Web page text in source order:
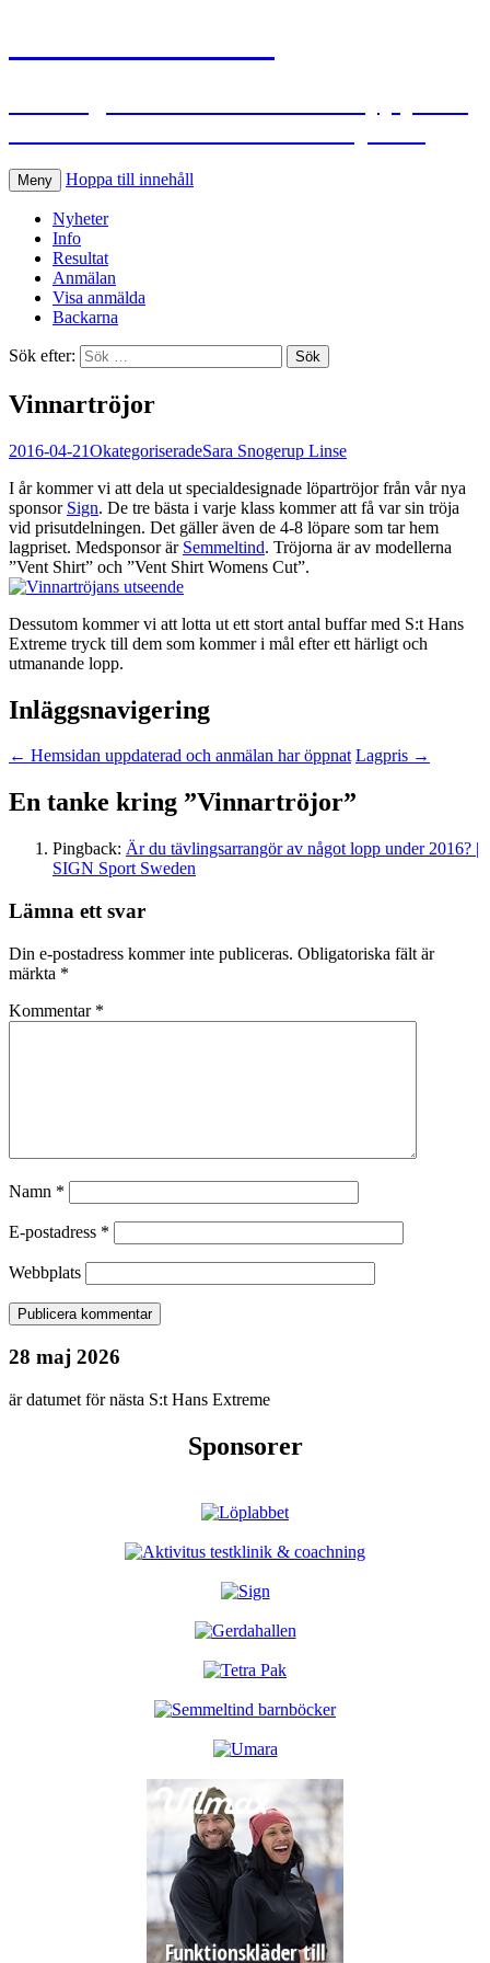
Meny Hoppa till innehåll
Nyheter
Info
Resultat
Anmälan
Visa anmälda
Backarna
Sök efter:
Vinnartröjor
2016-04-21OkategoriseradeSara Snogerup Linse
I år kommer vi att dela ut specialdesignade löpartröjor från vår nya
sponsor Sign. De tre bästa i varje klass kommer att få var sin tröja
vid prisutdelningen. Det gäller även de 4-8 löpare som tar hem
lagpriset. Medsponsor är Semmeltind. Tröjorna är av modellerna
”Vent Shirt” och ”Vent Shirt Womens Cut”.
Dessutom kommer vi att lotta ut ett stort antal buffar med S:t Hans
Extreme tryck till dem som kommer i mål efter ett härligt och
utmanande lopp.
Inläggsnavigering
← Hemsidan uppdaterad och anmälan har öppnat Lagpris →
En tanke kring ”Vinnartröjor”
Pingback: Är du tävlingsarrangör av något lopp under 2016? |
SIGN Sport Sweden
Lämna ett svar
Din e-postadress kommer inte publiceras. Obligatoriska fält är
märkta *
Kommentar *
Namn *
E-postadress *
Webbplats
28 maj 2026
är datumet för nästa S:t Hans Extreme
Sponsorer